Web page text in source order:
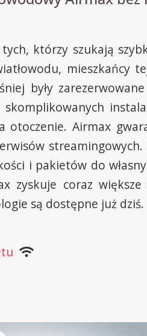
którzy szukają
mieszkańcy
były
otoczenie. Airmax
i pakietów do
zyskuje coraz
są dostępne już dziś.